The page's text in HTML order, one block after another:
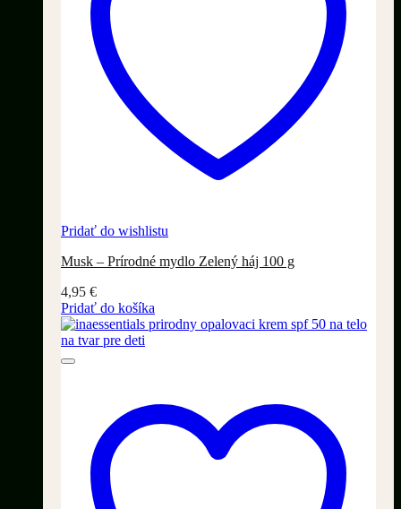
Pridať do wishlistu
Musk – Prírodné mydlo Zelený háj 100 g
4,95 €
Pridať do košíka